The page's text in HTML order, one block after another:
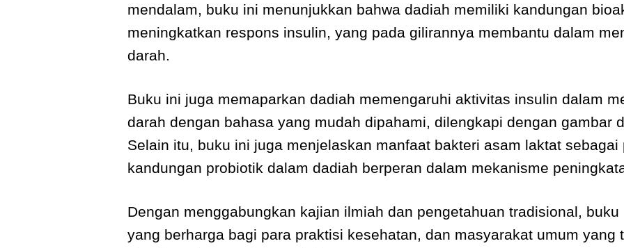
mendalam, buku ini menunjukkan bahwa dadiah memiliki kandungan
meningkatkan respons insulin, yang pada gilirannya membantu dalam
darah.
Buku ini juga memaparkan dadiah memengaruhi aktivitas insulin dalam
darah dengan bahasa yang mudah dipahami, dilengkapi dengan gambar
Selain itu, buku ini juga menjelaskan manfaat bakteri asam laktat
kandungan probiotik dalam dadiah berperan dalam mekanisme
Dengan menggabungkan kajian ilmiah dan pengetahuan tradisional,
yang berharga bagi para praktisi kesehatan, dan masyarakat umum yang